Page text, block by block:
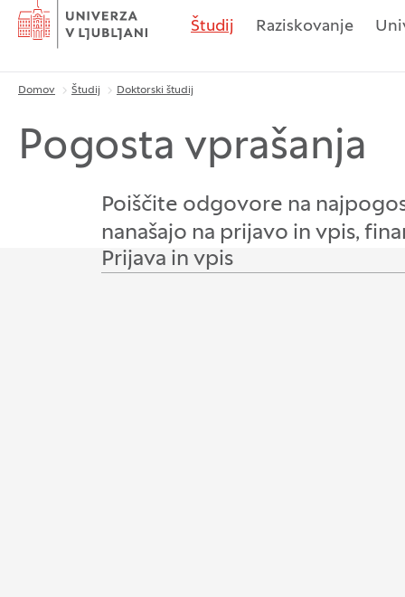
Domov
Študij Raziskovanje
Drobtinice
Domov Študij Doktorski študij
Pogosta vprašanja
Poiščite odgovore na
nanašajo na prijavo in vpis,
Prijava in vpis